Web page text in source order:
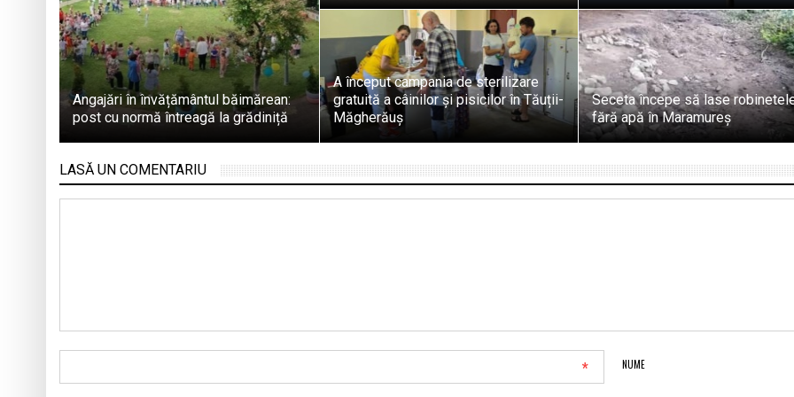
Angajări în învățământul băimărean:
post cu normă întreagă la grădiniță
A început campania de sterilizare
gratuită a câinilor și pisicilor în Tăuții-
Măgherăuș
Seceta începe să lase
fără apă în Maramureș
LASĂ UN COMENTARIU
NUME
*